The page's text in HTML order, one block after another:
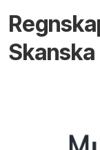
Skanska